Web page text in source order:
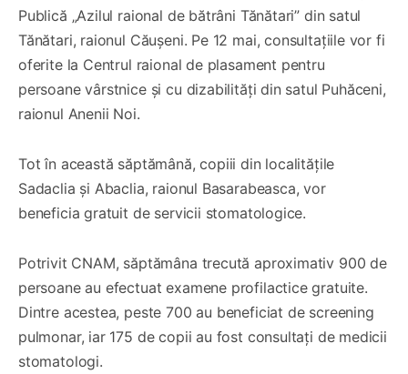
Publică „Azilul raional de bătrâni Tănătari” din satul
Tănătari, raionul Căușeni. Pe 12 mai, consultațiile vor fi
oferite la Centrul raional de plasament pentru
persoane vârstnice și cu dizabilități din satul Puhăceni,
raionul Anenii Noi.
Tot în această săptămână, copiii din localitățile
Sadaclia și Abaclia, raionul Basarabeasca, vor
beneficia gratuit de servicii stomatologice.
Potrivit CNAM, săptămâna trecută aproximativ 900 de
persoane au efectuat examene profilactice gratuite.
Dintre acestea, peste 700 au beneficiat de screening
pulmonar, iar 175 de copii au fost consultați de medicii
stomatologi.